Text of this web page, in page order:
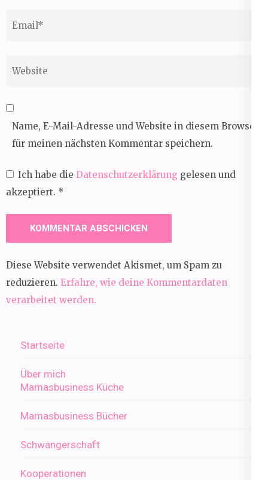
Name, E-Mail-Adresse und Website in diesem Browser
für meinen nächsten Kommentar speichern.
Ich habe die Datenschutzerklärung gelesen und
akzeptiert. *
Diese Website verwendet Akismet, um Spam zu
reduzieren. Erfahre, wie deine Kommentardaten
verarbeitet werden.
Startseite
Über mich
Mamasbusiness Küche
Mamasbusiness Bücher
Schwangerschaft
Kooperationen